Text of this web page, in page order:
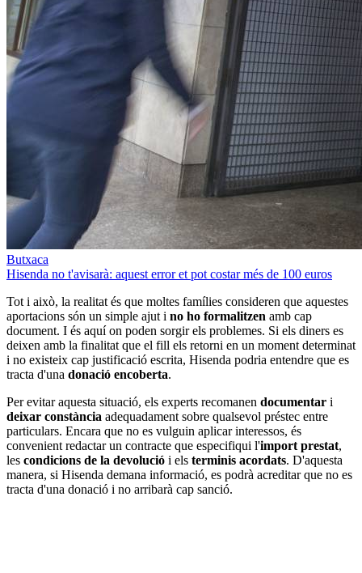
Butxaca
Hisenda no t'avisarà: aquest error et pot costar més de 100 euros
Tot i això, la realitat és que moltes famílies consideren que aquestes
aportacions són un simple ajut i no ho formalitzen amb cap
document. I és aquí on poden sorgir els problemes. Si els diners es
deixen amb la finalitat que el fill els retorni en un moment determinat
i no existeix cap justificació escrita, Hisenda podria entendre que es
tracta d'una donació encoberta.
Per evitar aquesta situació, els experts recomanen documentar i
deixar constància adequadament sobre qualsevol préstec entre
particulars. Encara que no es vulguin aplicar interessos, és
convenient redactar un contracte que especifiqui l'import prestat,
les condicions de la devolució i els terminis acordats. D'aquesta
manera, si Hisenda demana informació, es podrà acreditar que no es
tracta d'una donació i no arribarà cap sanció.